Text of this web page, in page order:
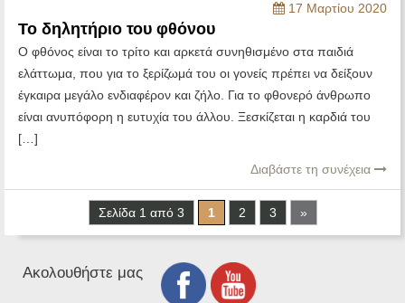
17 Μαρτίου 2020
Το δηλητήριο του φθόνου
Ο φθόνος είναι το τρίτο και αρκετά συνηθισμένο στα παιδιά
ελάττωμα, που για το ξερίζωμά του οι γονείς πρέπει να δείξουν
έγκαιρα μεγάλο ενδιαφέρον και ζήλο. Για το φθονερό άνθρωπο
είναι ανυπόφορη η ευτυχία του άλλου. Ξεσκίζεται η καρδιά του
[…]
Διαβάστε τη συνέχεια
Σελίδα 1 από 3 1 2 3 »
Ακολουθήστε μας